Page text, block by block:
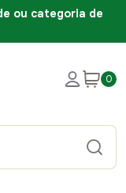
ou categoria de
0